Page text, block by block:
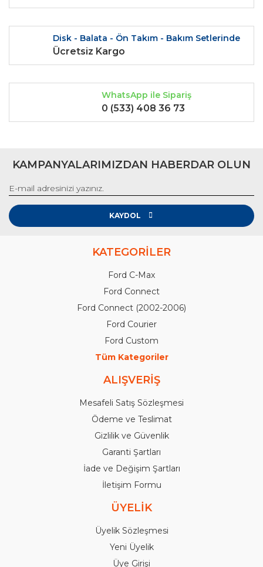
Disk - Balata - Ön Takım - Bakım Setlerinde
Ücretsiz Kargo
WhatsApp ile Sipariş
0 (533) 408 36 73
KAMPANYALARIMIZDAN HABERDAR OLUN
KAYDOL
KATEGORİLER
Ford C-Max
Ford Connect
Ford Connect (2002-2006)
Ford Courier
Ford Custom
Tüm Kategoriler
ALIŞVERİŞ
Mesafeli Satış Sözleşmesi
Ödeme ve Teslimat
Gizlilik ve Güvenlik
Garanti Şartları
İade ve Değişim Şartları
İletişim Formu
ÜYELİK
Üyelik Sözleşmesi
Yeni Üyelik
Üye Girişi